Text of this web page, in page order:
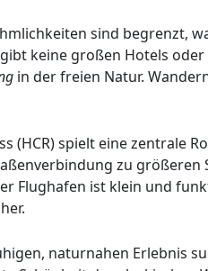
sind begrenzt,
keine großen Hotels
in der freien Natur.
(HCR) spielt eine zentrale
zu größeren
Flughafen ist klein und
naturnahen Erlebnis